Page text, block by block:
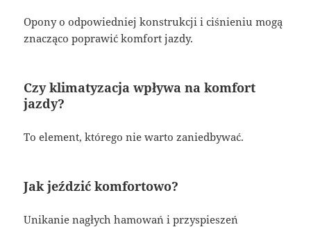
Opony o odpowiedniej konstrukcji i ciśnieniu mogą
znacząco poprawić komfort jazdy.
Czy klimatyzacja wpływa na komfort
jazdy?
To element, którego nie warto zaniedbywać.
Jak jeździć komfortowo?
Unikanie nagłych hamowań i przyspieszeń